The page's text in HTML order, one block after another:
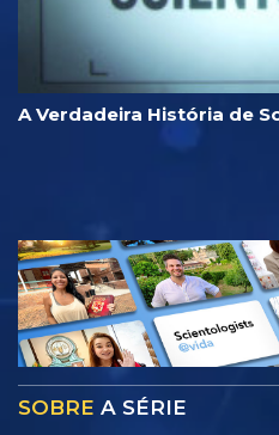
A Verdadeira História de
SOBRE A SÉRIE